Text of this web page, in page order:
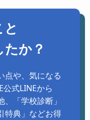
か？
点や、気になる
公式LINEから
「学校診断」
特典」などお得